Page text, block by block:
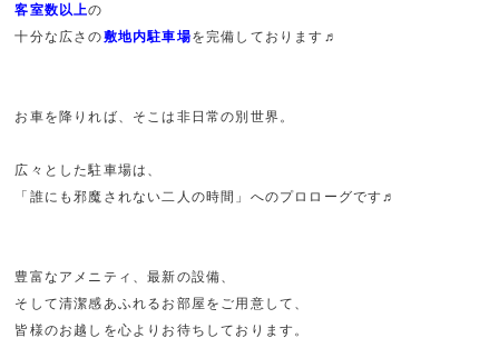
客室数以上の
十分な広さの敷地内駐車場を完備しております♬
お車を降りれば、そこは非日常の別世界。
広々とした駐車場は、
「誰にも邪魔されない二人の時間」へのプロローグです♬
豊富なアメニティ、最新の設備、
そして清潔感あふれるお部屋をご用意して、
皆様のお越しを心よりお待ちしております。